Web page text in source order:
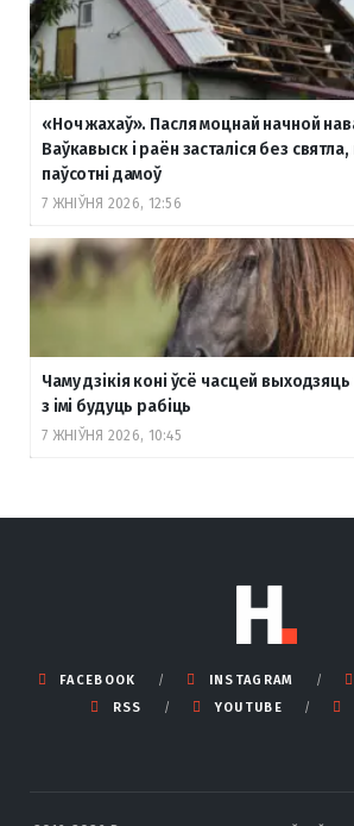
«Ноч жахаў». Пасля моцнай начной
Ваўкавыск і раён засталіся без
паўсотні дамоў
7 ЖНІЎНЯ 2026, 12:56
Чаму дзікія коні ўсё часцей
з імі будуць рабіць
7 ЖНІЎНЯ 2026, 10:45
FACEBOOK INSTAGRAM
RSS
YOUTUBE